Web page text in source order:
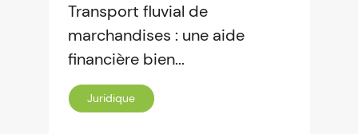
Transport fluvial de
marchandises : une aide
financière bien...
Juridique